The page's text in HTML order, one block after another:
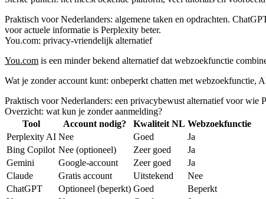
Praktisch voor Nederlanders: algemene taken en opdrachten.
voor actuele informatie is Perplexity beter.
You.com: privacy-vriendelijk alternatief
You.com is een minder bekend alternatief dat webzoekfunctie
Wat je zonder account kunt: onbeperkt chatten met webzoekfunctie,
Praktisch voor Nederlanders: een privacybewust alternatief voor wie
Overzicht: wat kun je zonder aanmelding?
Tool
Account nodig? Kwaliteit NL Webzoekfunctie
Perplexity AI Nee Goed
Ja
Bing Copilot Nee (optioneel) Zeer goed
Ja
Gemini
Google-account Zeer goed
Ja
Claude
Gratis account Uitstekend
Nee
ChatGPT
Optioneel (beperkt) Goed
Beperkt